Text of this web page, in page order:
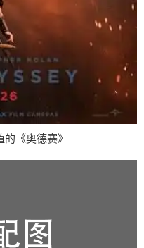
《奥德赛》